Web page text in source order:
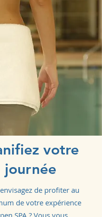
votre
journée
de profiter au
de votre expérience